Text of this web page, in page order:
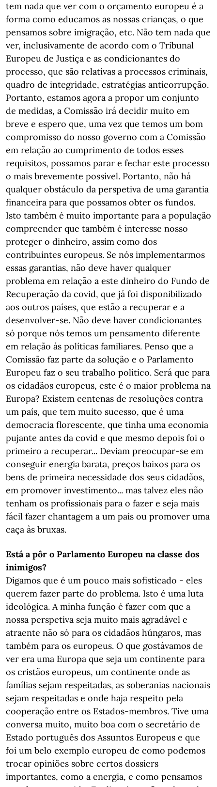
tem nada que ver com o orçamento europeu é a
forma como educamos as nossas crianças, o que
pensamos sobre imigração, etc. Não tem nada que
ver, inclusivamente de acordo com o Tribunal
Europeu de Justiça e as condicionantes do
processo, que são relativas a processos criminais,
quadro de integridade, estratégias anticorrupção.
Portanto, estamos agora a propor um conjunto
de medidas, a Comissão irá decidir muito em
breve e espero que, uma vez que temos um bom
compromisso do nosso governo com a Comissão
em relação ao cumprimento de todos esses
requisitos, possamos parar e fechar este processo
o mais brevemente possível. Portanto, não há
qualquer obstáculo da perspetiva de uma garantia
financeira para que possamos obter os fundos.
Isto também é muito importante para a população
compreender que também é interesse nosso
proteger o dinheiro, assim como dos
contribuintes europeus. Se nós implementarmos
essas garantias, não deve haver qualquer
problema em relação a este dinheiro do Fundo de
Recuperação da covid, que já foi disponibilizado
aos outros países, que estão a recuperar e a
desenvolver-se. Não deve haver condicionantes
só porque nós temos um pensamento diferente
em relação às políticas familiares. Penso que a
Comissão faz parte da solução e o Parlamento
Europeu faz o seu trabalho político. Será que para
os cidadãos europeus, este é o maior problema na
Europa? Existem centenas de resoluções contra
um país, que tem muito sucesso, que é uma
democracia florescente, que tinha uma economia
pujante antes da covid e que mesmo depois foi o
primeiro a recuperar... Deviam preocupar-se em
conseguir energia barata, preços baixos para os
bens de primeira necessidade dos seus cidadãos,
em promover investimento... mas talvez eles não
tenham os profissionais para o fazer e seja mais
fácil fazer chantagem a um país ou promover uma
caça às bruxas.
Está a pôr o Parlamento Europeu na classe dos
inimigos?
Digamos que é um pouco mais sofisticado - eles
querem fazer parte do problema. Isto é uma luta
ideológica. A minha função é fazer com que a
nossa perspetiva seja muito mais agradável e
atraente não só para os cidadãos húngaros, mas
também para os europeus. O que gostávamos de
ver era uma Europa que seja um continente para
os cristãos europeus, um continente onde as
famílias sejam respeitadas, as soberanias nacionais
sejam respeitadas e onde haja respeito pela
cooperação entre os Estados-membros. Tive uma
conversa muito, muito boa com o secretário de
Estado português dos Assuntos Europeus e que
foi um belo exemplo europeu de como podemos
trocar opiniões sobre certos dossiers
importantes, como a energia, e como pensamos